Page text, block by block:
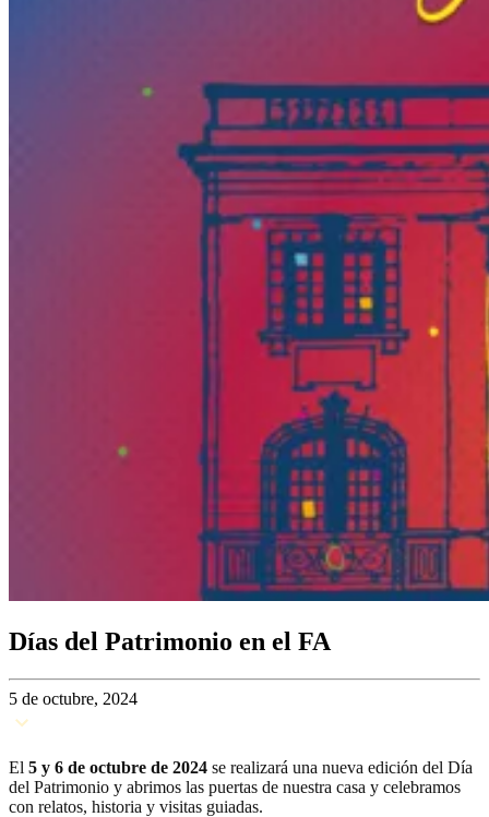
Días del Patrimonio en el FA
5 de octubre, 2024
El 5 y 6 de octubre de 2024 se realizará una nueva edición del Día
del Patrimonio y abrimos las puertas de nuestra casa y celebramos
con relatos, historia y visitas guiadas.